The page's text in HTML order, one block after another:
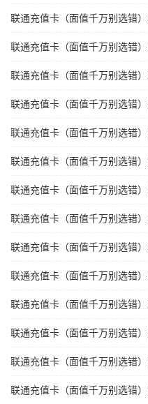
联通充值卡（面值千万别选错
联通充值卡（面值千万别选错
联通充值卡（面值千万别选错
联通充值卡（面值千万别选错
联通充值卡（面值千万别选错
联通充值卡（面值千万别选错
联通充值卡（面值千万别选错
联通充值卡（面值千万别选错
联通充值卡（面值千万别选错
联通充值卡（面值千万别选错
联通充值卡（面值千万别选错
联通充值卡（面值千万别选错
联通充值卡（面值千万别选错
联通充值卡（面值千万别选错